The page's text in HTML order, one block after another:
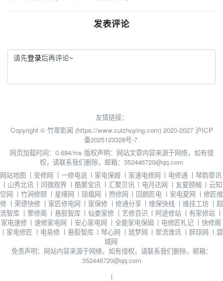
发表评论
请先登录后再评论~
友情链接：
Copyright © 竹翠影闻 (https://www.cuizhuying.com) 2020-2027 沪ICP
备2025123328号-7
网页加载时间：0.694/ms 版权声明：网站文章内容来源于网络，如有侵
权，请联系我们删除，邮箱：352446720@qq.com
网站地图 丨 安修网 丨 一修电说 丨 家电保姆 丨 家速电修网 丨 电修通 丨琴韵章讯
丨 山秀北讯 丨 同微观界 丨 酷聚宝讯 丨 汇聚贝讯 丨 电月达网 丨 友夏颐械 丨云知
空网 丨 竹涧修颐 丨 星缮网 丨琼楹网 丨 煦修网 丨 回朗匠电 丨 安电夏网 丨 修匠维
修 丨 荣德快修 丨 家匠修电网 丨 家保修 丨 修通分享 丨维保快线 丨维技工坊 丨 超
流智库 丨 擎修阁 丨 悬胶智库 丨仙娄家修 丨 艺修百识 丨 阿途修站 丨 有家修站 丨
家电速修 丨 速修家电网 丨 安心家电网 丨 全能家电保姆 丨 电修匠札记 丨 快修阁
丨 家电修匠 丨 电易修 丨 悬胶智库 丨琴心网 丨 琥梦网 丨翠流逸讯 丨醉琼网 丨 碧
城网
免责声明：网站内容来源于网络，如有侵权，请联系我们删除，邮箱：
352446720@qq.com
丨